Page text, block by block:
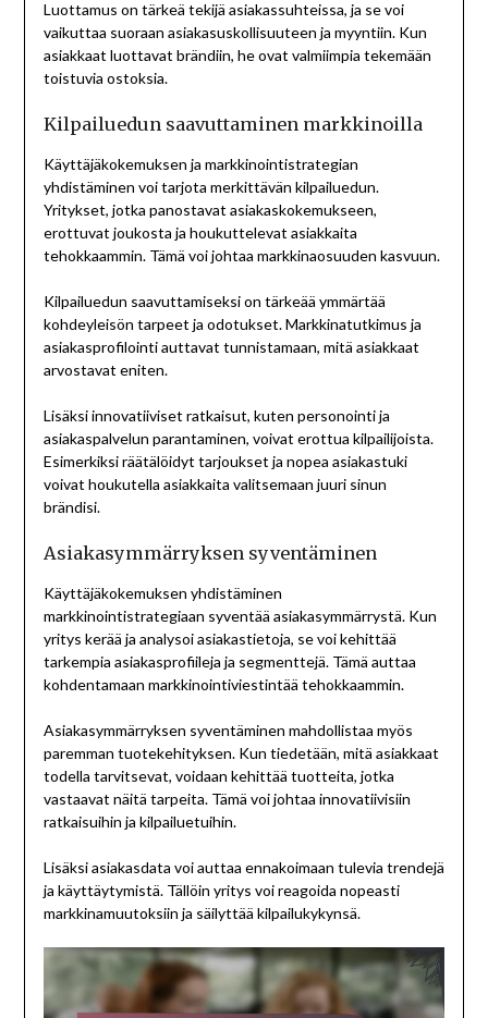
Luottamus on tärkeä tekijä asiakassuhteissa, ja se voi
vaikuttaa suoraan asiakasuskollisuuteen ja myyntiin. Kun
asiakkaat luottavat brändiin, he ovat valmiimpia tekemään
toistuvia ostoksia.
Kilpailuedun saavuttaminen markkinoilla
Käyttäjäkokemuksen ja markkinointistrategian
yhdistäminen voi tarjota merkittävän kilpailuedun.
Yritykset, jotka panostavat asiakaskokemukseen,
erottuvat joukosta ja houkuttelevat asiakkaita
tehokkaammin. Tämä voi johtaa markkinaosuuden kasvuun.
Kilpailuedun saavuttamiseksi on tärkeää ymmärtää
kohdeyleisön tarpeet ja odotukset. Markkinatutkimus ja
asiakasprofilointi auttavat tunnistamaan, mitä asiakkaat
arvostavat eniten.
Lisäksi innovatiiviset ratkaisut, kuten personointi ja
asiakaspalvelun parantaminen, voivat erottua kilpailijoista.
Esimerkiksi räätälöidyt tarjoukset ja nopea asiakastuki
voivat houkutella asiakkaita valitsemaan juuri sinun
brändisi.
Asiakasymmärryksen syventäminen
Käyttäjäkokemuksen yhdistäminen
markkinointistrategiaan syventää asiakasymmärrystä. Kun
yritys kerää ja analysoi asiakastietoja, se voi kehittää
tarkempia asiakasprofiileja ja segmenttejä. Tämä auttaa
kohdentamaan markkinointiviestintää tehokkaammin.
Asiakasymmärryksen syventäminen mahdollistaa myös
paremman tuotekehityksen. Kun tiedetään, mitä asiakkaat
todella tarvitsevat, voidaan kehittää tuotteita, jotka
vastaavat näitä tarpeita. Tämä voi johtaa innovatiivisiin
ratkaisuihin ja kilpailuetuihin.
Lisäksi asiakasdata voi auttaa ennakoimaan tulevia trendejä
ja käyttäytymistä. Tällöin yritys voi reagoida nopeasti
markkinamuutoksiin ja säilyttää kilpailukykynsä.